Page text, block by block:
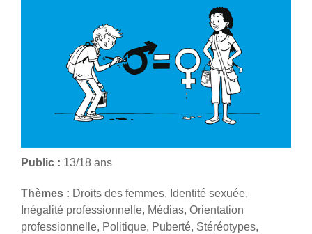
Public : 13/18 ans
Thèmes : Droits des femmes, Identité sexuée,
Inégalité professionnelle, Médias, Orientation
professionnelle, Politique, Puberté, Stéréotypes,